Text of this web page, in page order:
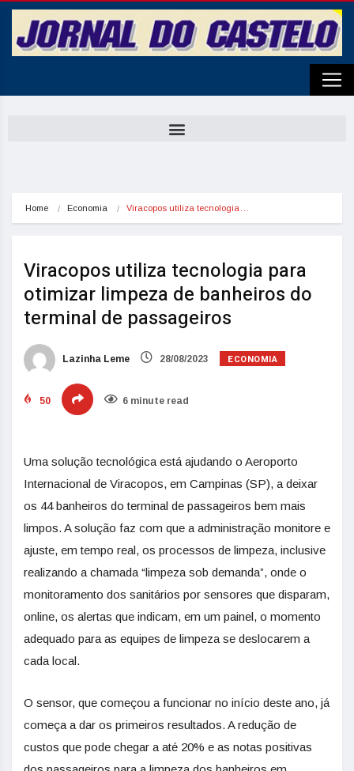
Home Economia Viracopos utiliza tecnologia…
Viracopos utiliza tecnologia para
otimizar limpeza de banheiros do
terminal de passageiros
Lazinha Leme 28/08/2023 ECONOMIA
50 6 minute read
Uma solução tecnológica está ajudando o Aeroporto
Internacional de Viracopos, em Campinas (SP), a deixar
os 44 banheiros do terminal de passageiros bem mais
limpos. A solução faz com que a administração monitore e
ajuste, em tempo real, os processos de limpeza, inclusive
realizando a chamada “limpeza sob demanda”, onde o
monitoramento dos sanitários por sensores que disparam,
online, os alertas que indicam, em um painel, o momento
adequado para as equipes de limpeza se deslocarem a
cada local.
O sensor, que começou a funcionar no início deste ano, já
começa a dar os primeiros resultados. A redução de
custos que pode chegar a até 20% e as notas positivas